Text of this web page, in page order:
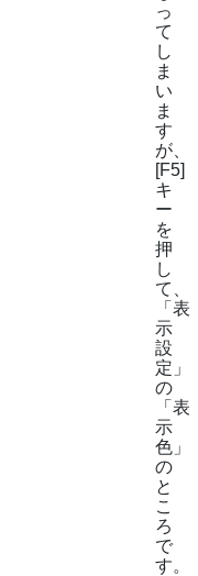
っ
て
し
ま
い
ま
す
が、
[F5]
キ
ー
を
押
し
て、
「表
示
設
定」
の
「表
示
色」
の
と
こ
ろ
で
す。